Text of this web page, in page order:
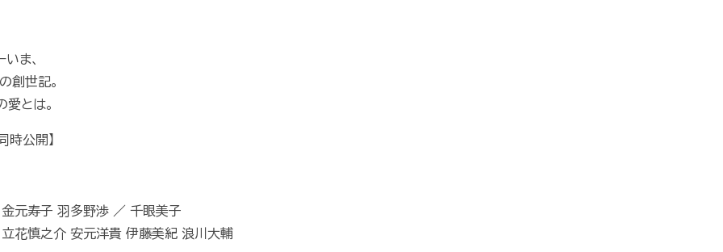
ま、
創世記。
愛とは。
公開】
元寿子 羽多野渉 ／ 千眼美子
花慎之介 安元洋貴 伊藤美紀 浪川大輔